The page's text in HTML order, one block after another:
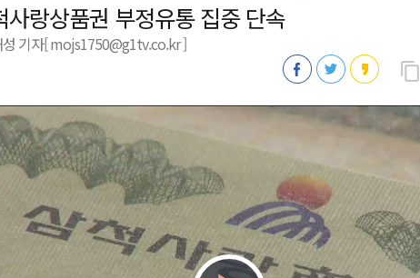
사랑상품권 부정유통 집중 단속
기자[ mojs1750@g1tv.co.kr ]
content_copy